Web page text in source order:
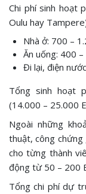
Chi phí sinh hoạt
Oulu hay
Nhà ở: 700 –
Ăn uống: 400
Đi lại, điện
Tổng sinh hoạt
(14.000 – 25.000
Ngoài những
thuật, công
cho từng thành
động từ 50 – 200
Tổng chi phí dự